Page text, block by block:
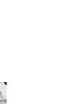
Los Errores Que